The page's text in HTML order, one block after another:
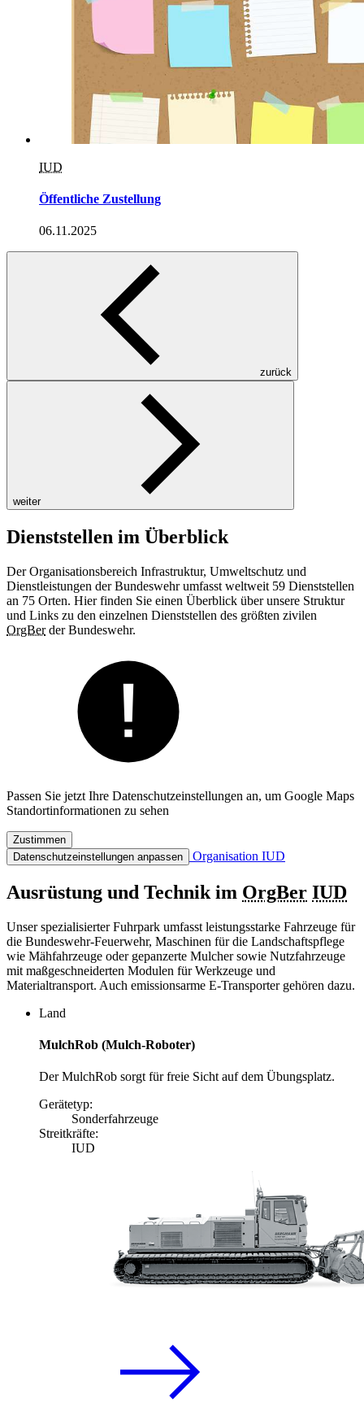
IUD
Öffentliche Zustellung
06.11.2025
zurück
weiter
Dienststellen im Überblick
Der Organisationsbereich Infrastruktur, Umweltschutz und
Dienstleistungen der Bundeswehr umfasst weltweit 59 Dienststellen
an 75 Orten. Hier finden Sie einen Überblick über unsere Struktur
und Links zu den einzelnen Dienststellen des größten zivilen
OrgBerder Bundeswehr.
Passen Sie jetzt Ihre Datenschutzeinstellungen an, um Google Maps
Standortinformationen zu sehen
Zustimmen
Datenschutzeinstellungen anpassen
Organisation IUD
Ausrüstung und Technik im OrgBer IUD
Unser spezialisierter Fuhrpark umfasst leistungsstarke Fahrzeuge für
die Bundeswehr-Feuerwehr, Maschinen für die Landschaftspflege
wie Mähfahrzeuge oder gepanzerte Mulcher sowie Nutzfahrzeuge
mit maßgeschneiderten Modulen für Werkzeuge und
Materialtransport. Auch emissionsarme E-Transporter gehören dazu.
Land
MulchRob (Mulch-Roboter)
Der MulchRob sorgt für freie Sicht auf dem Übungsplatz.
Gerätetyp:
Sonderfahrzeuge
Streitkräfte:
IUD